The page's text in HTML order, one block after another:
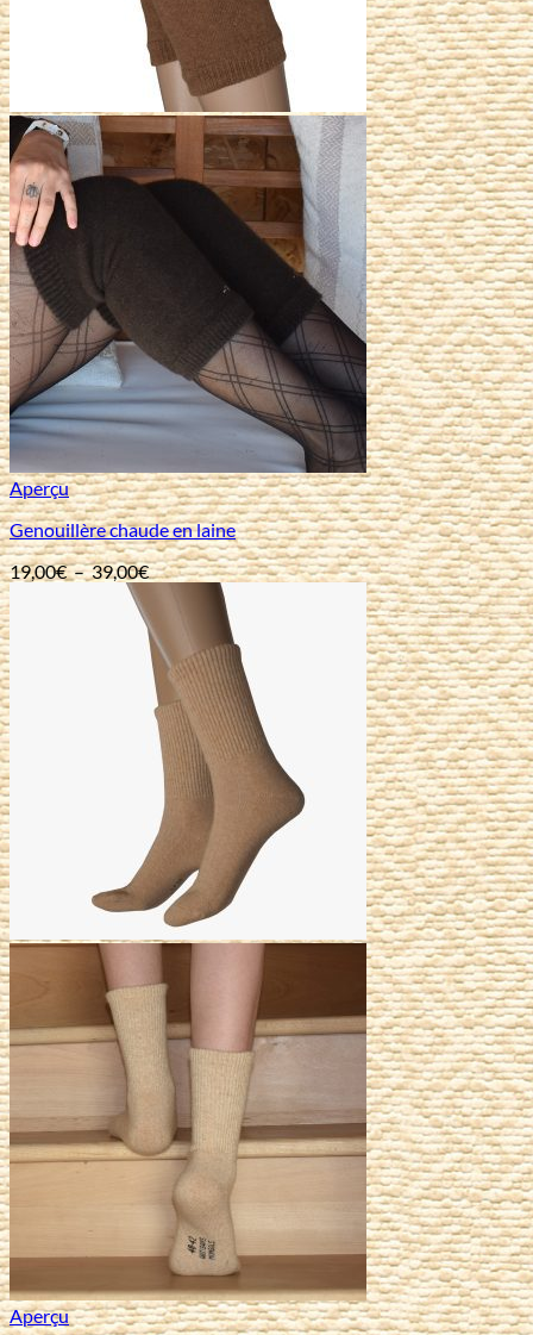
Aperçu
Genouillère chaude en laine
19,00€–39,00€Plage
prix :
19,00€
à
39,00€
Aperçu